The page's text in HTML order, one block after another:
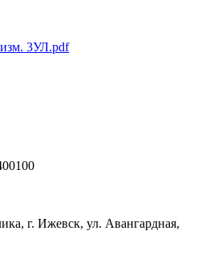
3УЛ.pdf
г. Ижевск, ул. Авангардная,